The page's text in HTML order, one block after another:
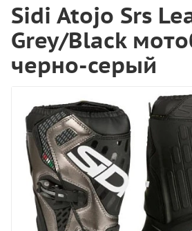
Sidi Atojo Srs
Grey/Black
черно-серый